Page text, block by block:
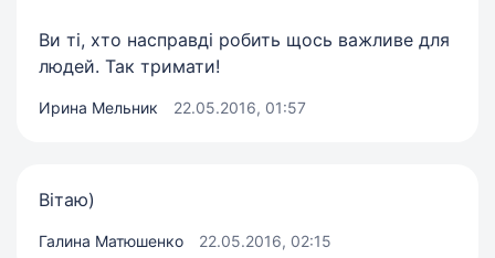
Ви ті, хто насправді робить щось важливе для
людей. Так тримати!
Ирина Мельник 22.05.2016, 01:57
Вітаю)
Галина Матюшенко 22.05.2016, 02:15